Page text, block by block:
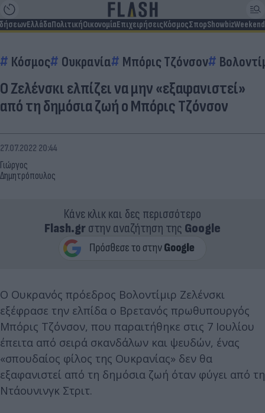
ΕλλάδαΠολιτικήΟικονομίαΕπιχειρήσειςΚόσμοςΣπορShowbizWeekend
Κόσμος Ουκρανία Μπόρις Τζόνσον
Ο Ζελένσκι ελπίζει να μην «εξαφανιστεί»
από τη δημόσια ζωή ο Μπόρις Τζόνσον
Γιώργος
Δημητρόπουλος
27.07.2022 20:44
Κάνε κλικ και δες περισσότερο
Flash.grστην αναζήτηση της Google
O Ουκρανός πρόεδρος Βολοντίμιρ Ζελένσκι
εξέφρασε την ελπίδα ο Βρετανός πρωθυπουργός
Μπόρις Τζόνσον, που παραιτήθηκε στις 7 Ιουλίου
έπειτα από σειρά σκανδάλων και ψευδών, ένας
«σπουδαίος φίλος της Ουκρανίας» δεν θα
εξαφανιστεί από τη δημόσια ζωή όταν φύγει από τη
Ντάουνινγκ Στριτ.